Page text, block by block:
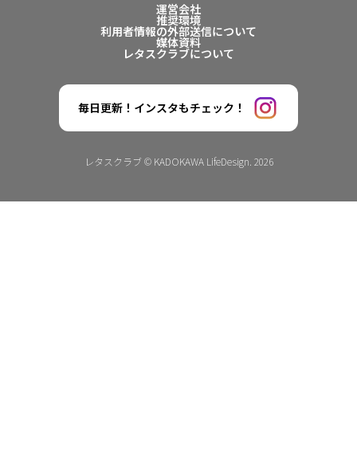
運営会社
推奨環境
利用者情報の外部送信について
媒体資料
レタスクラブについて
毎日更新！インスタもチェック！
レタスクラブ © KADOKAWA LifeDesign. 2026